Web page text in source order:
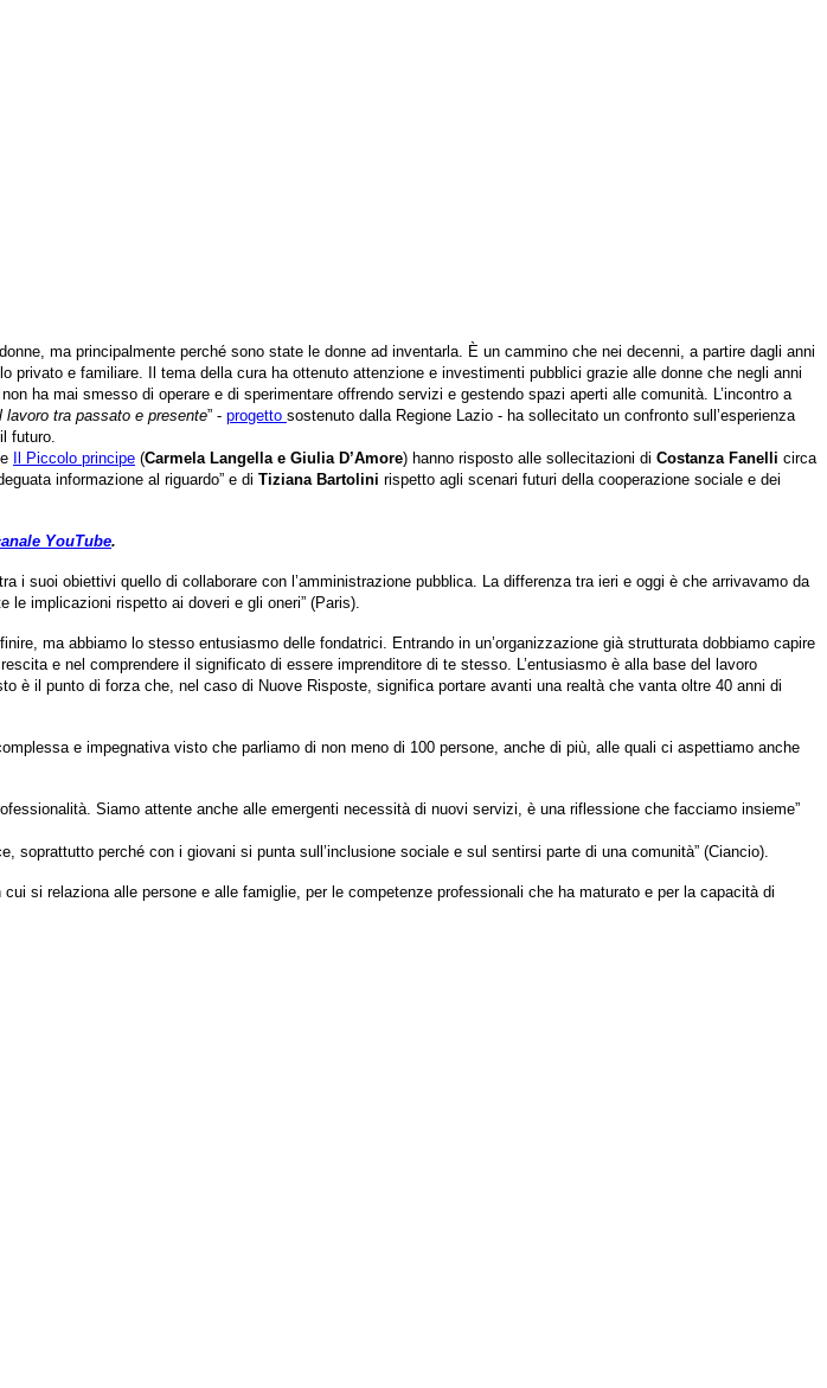
ma principalmente perché sono state le donne ad inventarla. È un cammino che nei decenni, a partire dagli anni
e familiare. Il tema della cura ha ottenuto attenzione e investimenti pubblici grazie alle donne che negli anni
ha mai smesso di operare e di sperimentare offrendo servizi e gestendo spazi aperti alle comunità. L’incontro a
lavoro tra passato e presente” - progetto sostenuto dalla Regione Lazio - ha sollecitato un confronto sull’esperienza
futuro.
Il Piccolo principe (Carmela Langella e Giulia D’Amore) hanno risposto alle sollecitazioni di Costanza Fanelli circa
informazione al riguardo” e di Tiziana Bartolini rispetto agli scenari futuri della cooperazione sociale e dei
YouTube.
suoi obiettivi quello di collaborare con l’amministrazione pubblica. La differenza tra ieri e oggi è che arrivavamo da
le implicazioni rispetto ai doveri e gli oneri” (Paris).
ma abbiamo lo stesso entusiasmo delle fondatrici. Entrando in un’organizzazione già strutturata dobbiamo capire
e nel comprendere il significato di essere imprenditore di te stesso. L’entusiasmo è alla base del lavoro
il punto di forza che, nel caso di Nuove Risposte, significa portare avanti una realtà che vanta oltre 40 anni di
e impegnativa visto che parliamo di non meno di 100 persone, anche di più, alle quali ci aspettiamo anche
Siamo attente anche alle emergenti necessità di nuovi servizi, è una riflessione che facciamo insieme”
perché con i giovani si punta sull’inclusione sociale e sul sentirsi parte di una comunità” (Ciancio).
si relaziona alle persone e alle famiglie, per le competenze professionali che ha maturato e per la capacità di